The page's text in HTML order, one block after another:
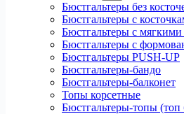
Бюстгальтеры без
Бюстгальтеры с
Бюстгальтеры с
Бюстгальтеры с
Бюстгальтеры PUSH-UP
Бюстгальтеры-бандо
Бюстгальтеры-балконет
Топы корсетные
Бюстгальтеры-топы (топ